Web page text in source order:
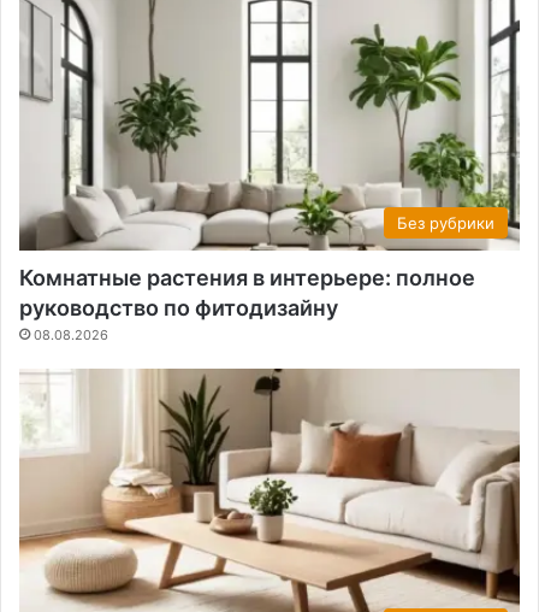
Без рубрики
Комнатные растения в интерьере: полное
руководство по фитодизайну
08.08.2026